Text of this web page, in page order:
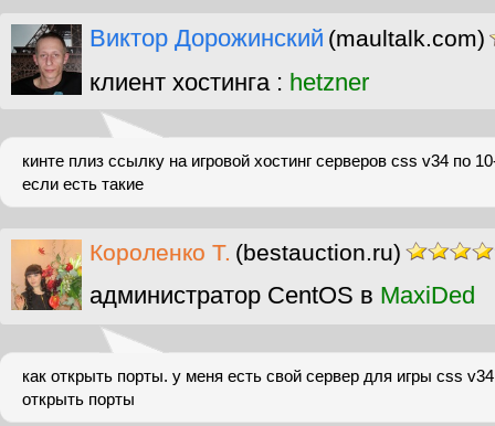
Виктор Дорожинский (maultalk.com)
клиент хостинга : hetzner
кинте плиз ссылку на игровой хостинг серверов css v34 по
если есть такие
Короленко Т. (bestauction.ru)
администратор CentOS в MaxiDed
как открыть порты. у меня есть свой сервер для игры css
открыть порты